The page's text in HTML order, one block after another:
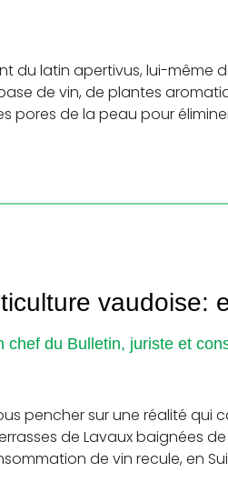
latin apertivus, lui-même
de vin, de plantes
pores de la peau pour
vaudoise:
chef du Bulletin, juriste et
pencher sur une réalité
de Lavaux baignées
de vin recule, en